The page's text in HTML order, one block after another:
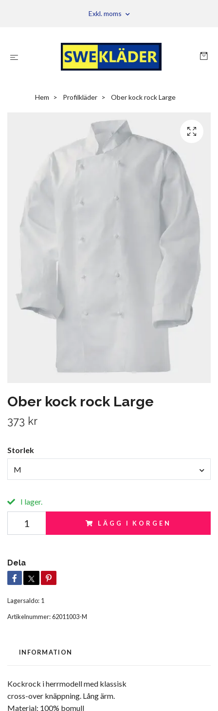
Exkl. moms
Hem Profilkläder Ober kock rock Large
Ober kock rock Large
373 kr
Storlek
M
I lager.
LÄGG I KORGEN
Dela
Lagersaldo: 1
Artikelnummer:62011003-M
INFORMATION
Kockrock i herrmodell med klassisk
cross-over knäppning. Lång ärm.
Material: 100% bomull